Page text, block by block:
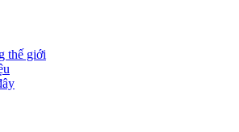
thế giới